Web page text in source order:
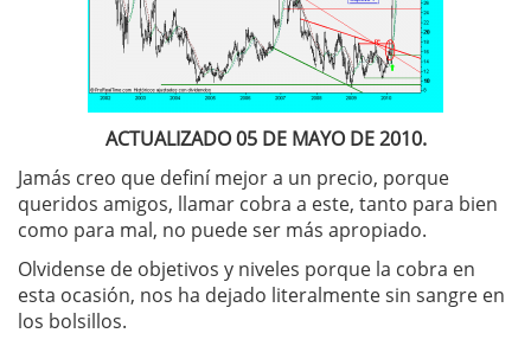
ACTUALIZADO 05 DE MAYO DE 2010.
Jamás creo que definí mejor a un precio, porque
queridos amigos, llamar cobra a este, tanto para bien
como para mal, no puede ser más apropiado.
Olvidense de objetivos y niveles porque la cobra en
esta ocasión, nos ha dejado literalmente sin sangre en
los bolsillos.